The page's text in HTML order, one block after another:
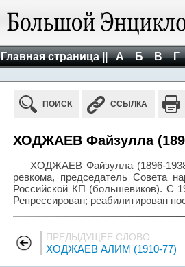
Главная страница || А Б В Г
ПОИСК ССЫЛКА
ХОДЖАЕВ Файзулла
ХОДЖАЕВ Файзулла (1896-
ревкома, председатель Совета
Российской КП (большевиков). С
Репрессирован; реабилитирован
ПРЕДЫДУЩЕЕ СЛОВО
ХОДЖАЕВ АЛИМ (1910-77)